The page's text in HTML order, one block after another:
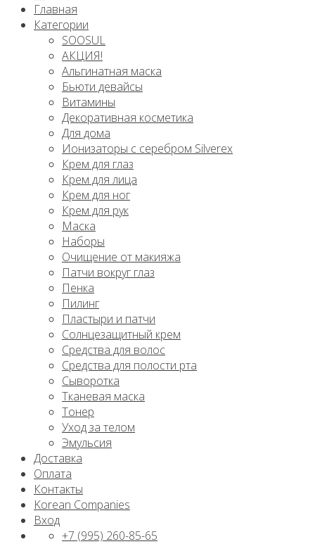
Главная
Категории
SOOSUL
АКЦИЯ!
Альгинатная маска
Бьюти девайсы
Витамины
Декоративная косметика
Для дома
Ионизаторы с серебром Silverex
Крем для глаз
Крем для лица
Крем для ног
Крем для рук
Маска
Наборы
Очищение от макияжа
Патчи вокруг глаз
Пенка
Пилинг
Пластыри и патчи
Солнцезащитный крем
Средства для волос
Средства для полости рта
Сыворотка
Тканевая маска
Тонер
Уход за телом
Эмульсия
Доставка
Оплата
Контакты
Korean Companies
Вход
+7 (995) 260-85-65